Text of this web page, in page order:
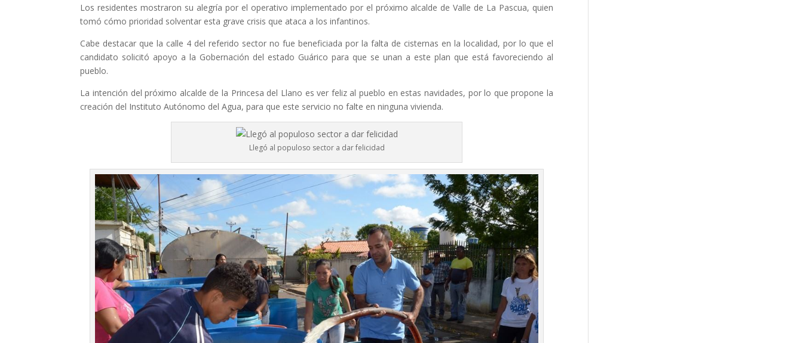
Los residentes mostraron su alegría por el operativo implementado por el próximo alcalde de Valle de La Pascua, quien
tomó cómo prioridad solventar esta grave crisis que ataca a los infantinos.
Cabe destacar que la calle 4 del referido sector no fue beneficiada por la falta de cisternas en la localidad, por lo que el
candidato solicitó apoyo a la Gobernación del estado Guárico para que se unan a este plan que está favoreciendo al
pueblo.
La intención del próximo alcalde de la Princesa del Llano es ver feliz al pueblo en estas navidades, por lo que propone la
creación del Instituto Autónomo del Agua, para que este servicio no falte en ninguna vivienda.
Llegó al populoso sector a dar felicidad